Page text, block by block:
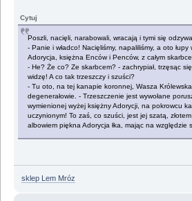
Cytuj
Poszli, nacięli, narabowali, wracają i tymi się
- Panie i władco! Nacięliśmy, napaliliśmy, a oto
Adorycja, księżna Enców i Penców, z całym
- He? Że co? Ze skarbcem? - zachrypiał, trzęsąc
widzę! A co tak trzeszczy i szuści?
- Tu oto, na tej kanapie koronnej, Wasza
degenerałowie. - Trzeszczenie jest wywołane
wymienionej wyżej księżny Adorycji, na pokrowcu
uczynionym! To zaś, co szuści, jest jej szatą,
albowiem piękna Adorycja łka, mając na względzie
sklep Lem Mróz